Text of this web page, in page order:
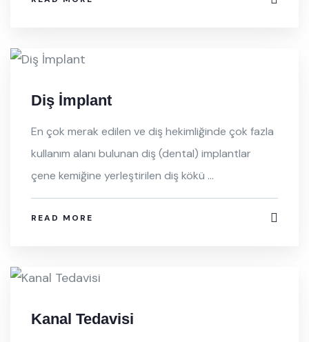
Diş İmplant
En çok merak edilen ve diş hekimliğinde çok fazla
kullanım alanı bulunan diş (dental) implantlar
çene kemiğine yerleştirilen diş kökü ...
READ MORE
Kanal Tedavisi